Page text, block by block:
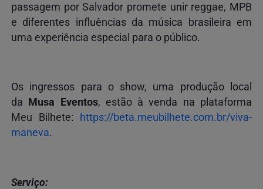
passagem por Salvador promete unir reggae, MPB
e diferentes influências da música brasileira em
uma experiência especial para o público.
Os ingressos para o show, uma produção local
da
Musa Eventos, estão à venda na plataforma
Meu Bilhete:
https://beta.meubilhete.com.br/viva-
maneva.
Serviço: